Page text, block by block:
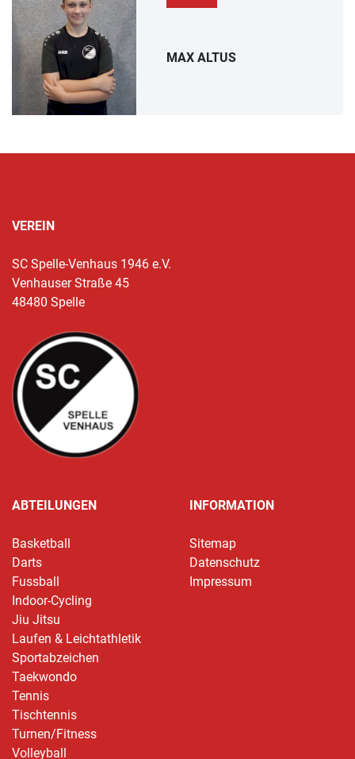
MAX ALTUS
VEREIN
SC Spelle-Venhaus 1946 e.V.
Venhauser Straße 45
48480 Spelle
ABTEILUNGEN
Basketball
Darts
Fussball
Indoor-Cycling
Jiu Jitsu
Laufen & Leichtathletik
Sportabzeichen
Taekwondo
Tennis
Tischtennis
Turnen/Fitness
Volleyball
INFORMATION
Sitemap
Datenschutz
Impressum